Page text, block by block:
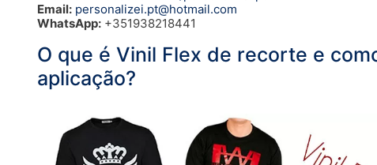
Email: personalizei.pt@hotmail.com
WhatsApp: +351938218441
O que é Vinil Flex de recorte e
aplicação?